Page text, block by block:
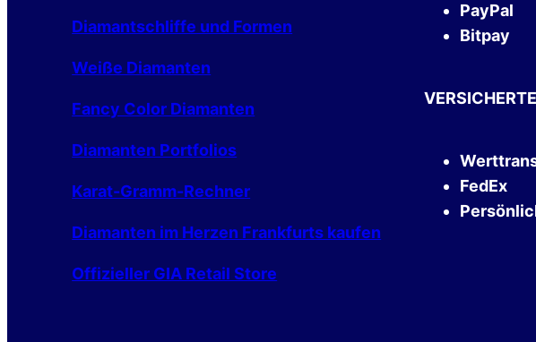
Diamantschliffe und Formen
Weiße Diamanten
Fancy Color Diamanten
Diamanten Portfolios
Karat-Gramm-Rechner
Diamanten im Herzen Frankfurts kaufen
Offizieller GIA Retail Store
PayPal
Bitpay
FedEx